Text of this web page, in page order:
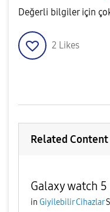
Değerli bilgiler için
2 Likes
Related Content
Galaxy watch
in Giyilebilir Cihazlar